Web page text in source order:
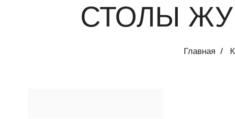
СТОЛЫ
Главная /